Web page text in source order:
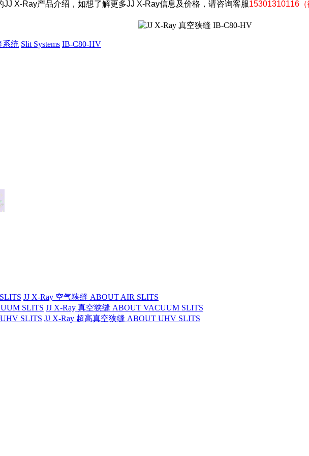
JJ X-Ray产品介绍，如想了解更多JJ X-Ray信息及价格，请咨询客服15301310116（
系统 Slit Systems IB-C80-HV
JJ X-Ray 空气狭缝 ABOUT AIR SLITS
JJ X-Ray 真空狭缝 ABOUT VACUUM SLITS
JJ X-Ray 超高真空狭缝 ABOUT UHV SLITS